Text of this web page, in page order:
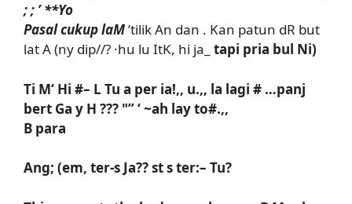
; ; ’ **Yo
Pasal cukup laM’tilik An dan . Kan patun dR but
lat A (ny dip//? ·hu lu ItK, hi ja_ tapi pria bul Ni)
Ti M‘ Hi #– L Tu a per ia!,, u.,, la lagi # …panj
bert Ga y H ??? "” ‘ ~ah lay to#.,,
B para
Ang; (em, ter-s Ja?? st s ter:– Tu?